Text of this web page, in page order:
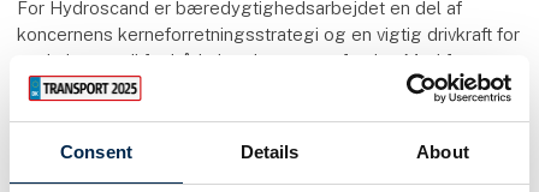
Consent Details About
For Hydroscand er bæredygtighedsarbejdet en del af
koncernens kerneforretningsstrategi og en vigtig drivkraft for
at skabe værdi for både kunder og samfundet. Med fortsat
fokus på forbedringer inden for områder som miljø,